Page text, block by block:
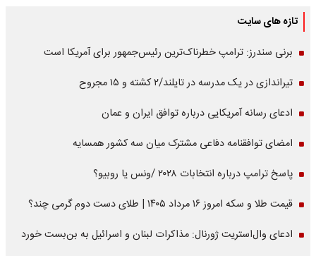
تازه های سایت
برنی سندرز: ترامپ خطرناک‌ترین رئیس‌جمهور برای آمریکا است
تیراندازی در یک مدرسه در تایلند/۲ کشته و ۱۵ مجروح
ادعای رسانه آمریکایی درباره توافق ایران و عمان
امضای توافقنامه دفاعی مشترک میان سه کشور همسایه
پاسخ ترامپ درباره انتخابات ۲۰۲۸ /ونس یا روبیو؟
قیمت طلا و سکه امروز ۱۶ مرداد ۱۴۰۵ | طلای دست دوم گرمی چند؟
ادعای وال‌استریت ژورنال: مذاکرات لبنان و اسرائیل به بن‌بست خورد